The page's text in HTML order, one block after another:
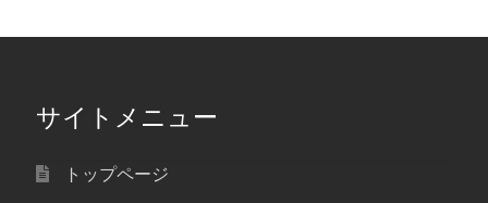
サイトメニュー
トップページ